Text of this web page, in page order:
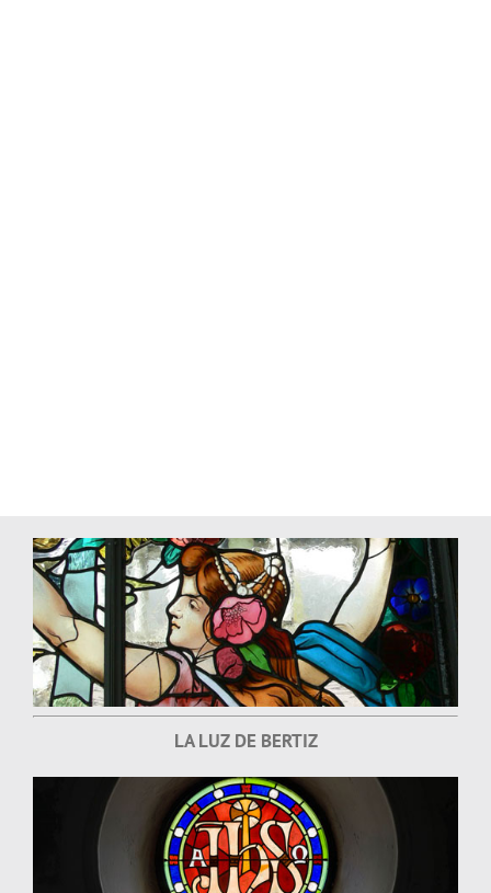
LA LUZ DE BERTIZ